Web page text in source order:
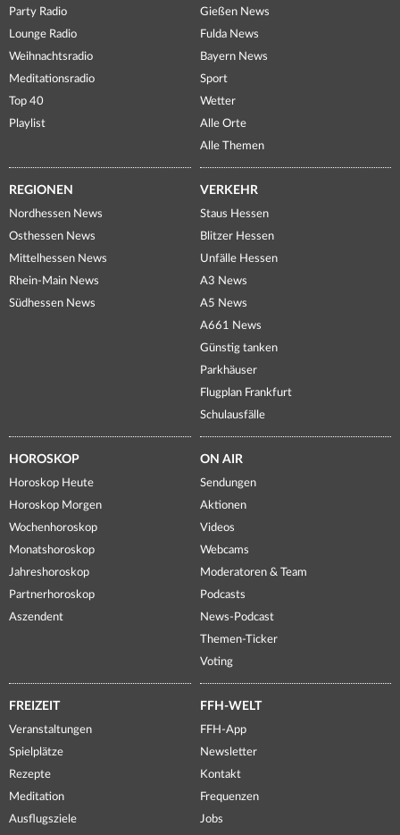
Party Radio
Lounge Radio
Weihnachtsradio
Meditationsradio
Top 40
Playlist
Gießen News
Fulda News
Bayern News
Sport
Wetter
Alle Orte
Alle Themen
REGIONEN
Nordhessen News
Osthessen News
Mittelhessen News
Rhein-Main News
Südhessen News
VERKEHR
Staus Hessen
Blitzer Hessen
Unfälle Hessen
A3 News
A5 News
A661 News
Günstig tanken
Parkhäuser
Flugplan Frankfurt
Schulausfälle
HOROSKOP
Horoskop Heute
Horoskop Morgen
Wochenhoroskop
Monatshoroskop
Jahreshoroskop
Partnerhoroskop
Aszendent
ON AIR
Sendungen
Aktionen
Videos
Webcams
Moderatoren & Team
Podcasts
News-Podcast
Themen-Ticker
Voting
FREIZEIT
Veranstaltungen
Spielplätze
Rezepte
Meditation
Ausflugsziele
FFH-WELT
FFH-App
Newsletter
Kontakt
Frequenzen
Jobs